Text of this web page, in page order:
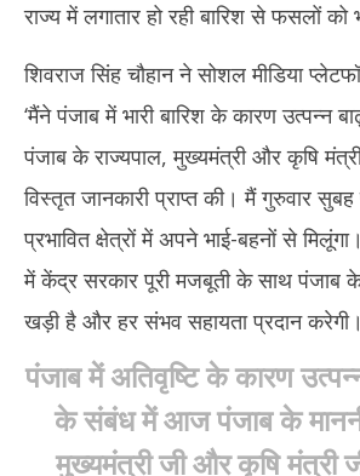
केंद्रीय कृषि मंत्री शिवराज सिंह ने बाढ़ के हालात पर
गुरुवार को करेंगे राज्य का दौरा
September
3, 2025
राज्य में लगातार हो रही बारिश से फसलों
शिवराज सिंह चौहान ने सोशल मीडिया
‘मैंने पंजाब में भारी बारिश के कारण उत्पन्न
पंजाब के राज्यपाल, मुख्यमंत्री और कृषि
विस्तृत जानकारी प्राप्त की। मैं गुरुवार
प्रभावित क्षेत्रों में अपने भाई-बहनों से
में केंद्र सरकार पूरी मजबूती के साथ पंजाब
खड़ी है और हर संभव सहायता प्रदान
पंजाब में अतिवृष्टि के कारण
के संबंध में आज पंजाब के
मुख्यमंत्री जी और कृषि मंत्री